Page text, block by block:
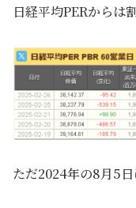
日経平均PERからは
ただ2024年の8月5